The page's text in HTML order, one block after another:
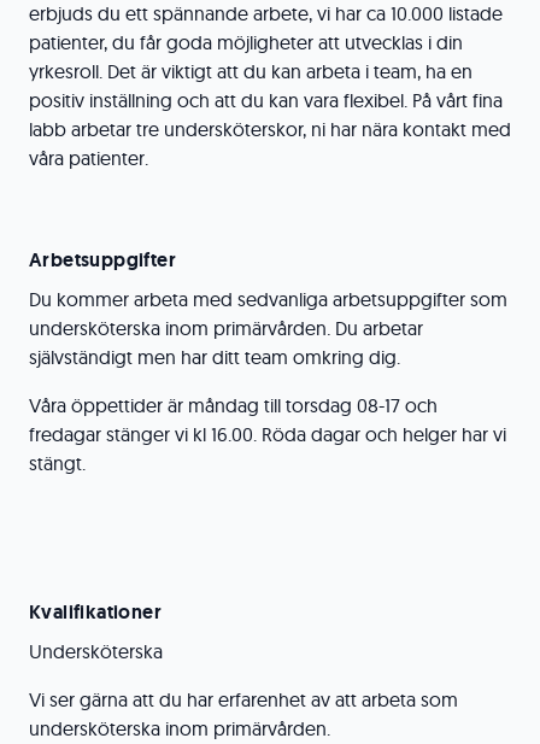
erbjuds du ett spännande arbete, vi har ca 10.000 listade
patienter, du får goda möjligheter att utvecklas i din
yrkesroll. Det är viktigt att du kan arbeta i team, ha en
positiv inställning och att du kan vara flexibel. På vårt fina
labb arbetar tre undersköterskor, ni har nära kontakt med
våra patienter.
Arbetsuppgifter
Du kommer arbeta med sedvanliga arbetsuppgifter som
undersköterska inom primärvården. Du arbetar
självständigt men har ditt team omkring dig.
Våra öppettider är måndag till torsdag 08-17 och
fredagar stänger vi kl 16.00. Röda dagar och helger har vi
stängt.
Kvalifikationer
Undersköterska
Vi ser gärna att du har erfarenhet av att arbeta som
undersköterska inom primärvården.